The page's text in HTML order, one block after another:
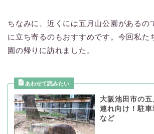
ちなみに、近くには五月山公園があるの
に立ち寄るのもおすすめです。今回私た
園の帰りに訪れました。
大阪池田市の
連れ向け！駐
など